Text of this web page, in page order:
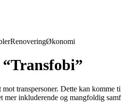
RenoveringØkonomi
transpersoner. Dette kan
mer inkluderende og mangfoldig